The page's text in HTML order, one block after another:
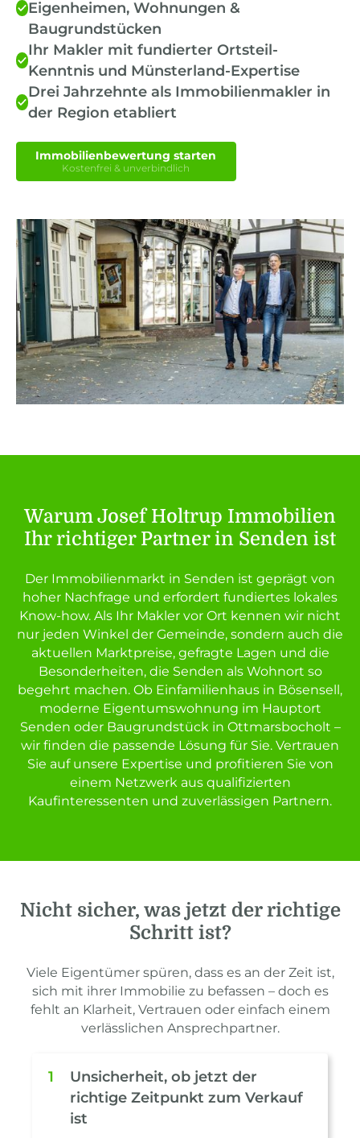
Eigenheimen, Wohnungen &
Baugrundstücken
Ihr Makler mit fundierter Ortsteil-
Kenntnis und Münsterland-Expertise
Drei Jahrzehnte als Immobilienmakler in
der Region etabliert
Immobilienbewertung starten
Kostenfrei & unverbindlich
Warum Josef Holtrup Immobilien
Ihr richtiger Partner in Senden ist
Der Immobilienmarkt in Senden ist geprägt von
hoher Nachfrage und erfordert fundiertes lokales
Know-how. Als Ihr Makler vor Ort kennen wir nicht
nur jeden Winkel der Gemeinde, sondern auch die
aktuellen Marktpreise, gefragte Lagen und die
Besonderheiten, die Senden als Wohnort so
begehrt machen. Ob Einfamilienhaus in Bösensell,
moderne Eigentumswohnung im Hauptort
Senden oder Baugrundstück in Ottmarsbocholt –
wir finden die passende Lösung für Sie. Vertrauen
Sie auf unsere Expertise und profitieren Sie von
einem Netzwerk aus qualifizierten
Kaufinteressenten und zuverlässigen Partnern.
Nicht sicher, was jetzt der richtige
Schritt ist?
Viele Eigentümer spüren, dass es an der Zeit ist,
sich mit ihrer Immobilie zu befassen – doch es
fehlt an Klarheit, Vertrauen oder einfach einem
verlässlichen Ansprechpartner.
1
Unsicherheit, ob jetzt der
richtige Zeitpunkt zum Verkauf
ist